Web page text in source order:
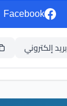
Facebook
بريد إلكتروني